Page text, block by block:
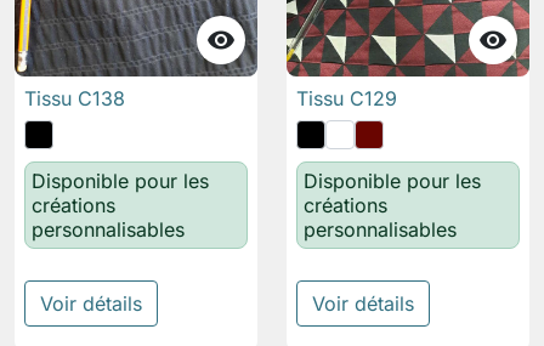

Tissu C138
Disponible pour les
créations
personnalisables
Voir détails

Tissu C129
Disponible pour les
créations
personnalisables
Voir détails